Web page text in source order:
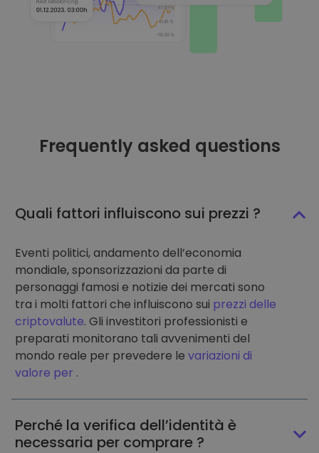
Frequently asked questions
Quali fattori influiscono sui prezzi ?
Eventi politici, andamento dell’economia
mondiale, sponsorizzazioni da parte di
personaggi famosi e notizie dei mercati sono
tra i molti fattori che influiscono sui prezzi delle
criptovalute. Gli investitori professionisti e
preparati monitorano tali avvenimenti del
mondo reale per prevedere le variazioni di
valore per .
Perché la verifica dell’identità è
necessaria per comprare ?